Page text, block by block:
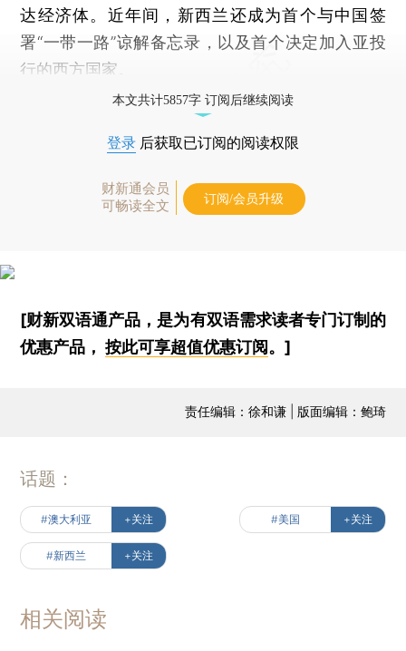
达经济体。近年间，新西兰还成为首个与中国签
署“一带一路”谅解备忘录，以及首个决定加入亚投
行的西方国家。
本文共计5857字 订阅后继续阅读
登录 后获取已订阅的阅读权限
财新通会员
可畅读全文
订阅/会员升级
[财新双语通产品，是为有双语需求读者专门订制的
优惠产品，按此可享超值优惠订阅。]
责任编辑：徐和谦 | 版面编辑：鲍琦
话题：
#澳大利亚 +关注 #美国 +关注
#新西兰 +关注
相关阅读